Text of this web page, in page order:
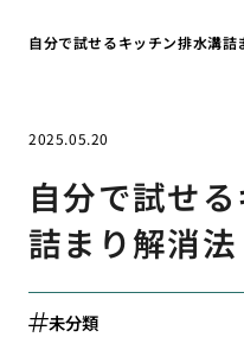
自分で試せるキッチン排水溝詰
2025.05.20
自分で試せ
詰まり解消法
未分類